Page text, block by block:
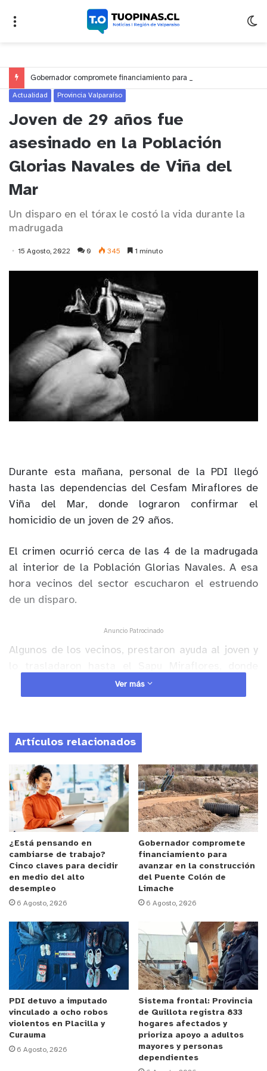
Actualidad Provincia Valparaíso
Joven de 29 años fue
asesinado en la Población
Glorias Navales de Viña del
Mar
Un disparo en el tórax le costó la vida durante la
madrugada
15 Agosto, 2022 0 345 1 minuto
Durante esta mañana, personal de la PDI llegó
hasta las dependencias del Cesfam Miraflores de
Viña del Mar, donde lograron confirmar el
homicidio de un joven de 29 años.
El crimen ocurrió cerca de las 4 de la madrugada
al interior de la Población Glorias Navales. A esa
hora vecinos del sector escucharon el estruendo
de un disparo.
Anuncio Patrocinado
Algunos de los vecinos, prestaron ayuda al joven y
y tú, ¿qué opinas?
Ver más
Artículos relacionados
¿Está pensando en
cambiarse de trabajo?
Cinco claves para decidir
en medio del alto
desempleo
6 Agosto, 2026
Gobernador compromete
financiamiento para
avanzar en la construcción
del Puente Colón de
Limache
6 Agosto, 2026
PDI detuvo a imputado
vinculado a ocho robos
violentos en Placilla y
Curauma
6 Agosto, 2026
Sistema frontal: Provincia
de Quillota registra 833
hogares afectados y
prioriza apoyo a adultos
mayores y personas
dependientes